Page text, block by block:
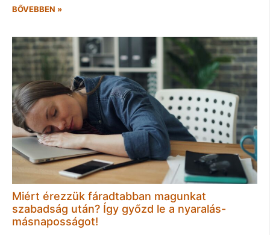
BŐVEBBEN »
Miért érezzük fáradtabban magunkat
szabadság után? Így győzd le a nyaralás-
másnaposságot!